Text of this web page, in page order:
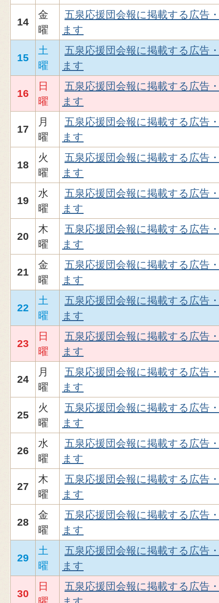
14
金
曜
五泉応援団会報に掲載する広告
ます
15
土
曜
五泉応援団会報に掲載する広告
ます
16
日
曜
五泉応援団会報に掲載する広告
ます
17
月
曜
五泉応援団会報に掲載する広告
ます
18
火
曜
五泉応援団会報に掲載する広告
ます
19
水
曜
五泉応援団会報に掲載する広告
ます
20
木
曜
五泉応援団会報に掲載する広告
ます
21
金
曜
五泉応援団会報に掲載する広告
ます
22
土
曜
五泉応援団会報に掲載する広告
ます
23
日
曜
五泉応援団会報に掲載する広告
ます
24
月
曜
五泉応援団会報に掲載する広告
ます
25
火
曜
五泉応援団会報に掲載する広告
ます
26
水
曜
五泉応援団会報に掲載する広告
ます
27
木
曜
五泉応援団会報に掲載する広告
ます
28
金
曜
五泉応援団会報に掲載する広告
ます
29
土
曜
五泉応援団会報に掲載する広告
ます
30
日
五泉応援団会報に掲載する広告